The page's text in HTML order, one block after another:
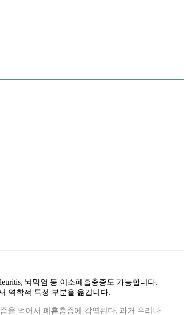
뇌막염 등 이소폐흡충증도 가능합니다.
역학적 특성 부분을 옮깁니다.
을 먹어서 폐흡충증에 감염된다. 과거 우리나